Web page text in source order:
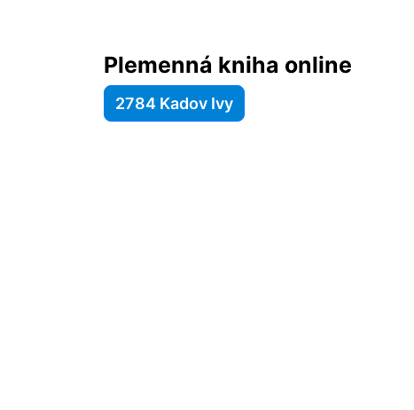
Plemenná kniha online
2784 Kadov Ivy